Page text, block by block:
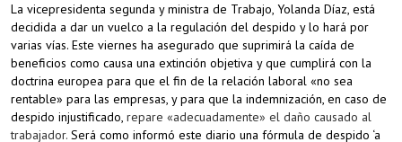
La vicepresidenta segunda y ministra de Trabajo, Yolanda Díaz, está
decidida a dar un vuelco a la regulación del despido y lo hará por
varias vías. Este viernes ha asegurado que suprimirá la caída de
beneficios como causa una extinción objetiva y que cumplirá con la
doctrina europea para que el fin de la relación laboral «no sea
rentable» para las empresas, y para que la indemnización, en caso de
despido injustificado, repare «adecuadamente» el daño causado al
trabajador. Será como informó este diario una fórmula de despido ‘a